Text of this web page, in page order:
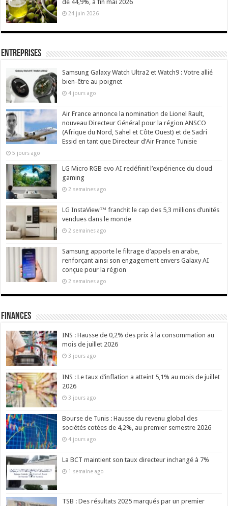
de 44,9%, à fin mai 2026
24 juin 2026
Entreprises
Samsung Galaxy Watch Ultra2 et Watch9 : Votre allié
bien-être au poignet
4 jours ago
Air France annonce la nomination de Lionel Rault,
nouveau Directeur Général pour la région ANSCO
(Afrique du Nord, Sahel et Côte Ouest) et de Sadri
Essid en tant que Directeur d’Air France Tunisie
5 jours ago
LG Micro RGB evo AI redéfinit l’expérience du cloud
gaming
2 semaines ago
LG InstaView™ franchit le cap des 5,3 millions d’unités
vendues dans le monde
2 semaines ago
Samsung apporte le filtrage d’appels en arabe,
renforçant ainsi son engagement envers Galaxy AI
conçue pour la région
2 semaines ago
Finances
INS : Hausse de 0,2% des prix à la consommation au
mois de juillet 2026
3 jours ago
INS : Le taux d’inflation a atteint 5,1% au mois de juillet
2026
3 jours ago
Bourse de Tunis : Hausse du revenu global des
sociétés cotées de 4,2%, au premier semestre 2026
4 jours ago
La BCT maintient son taux directeur inchangé à 7%
1 semaine ago
TSB : Des résultats 2025 marqués par un premier